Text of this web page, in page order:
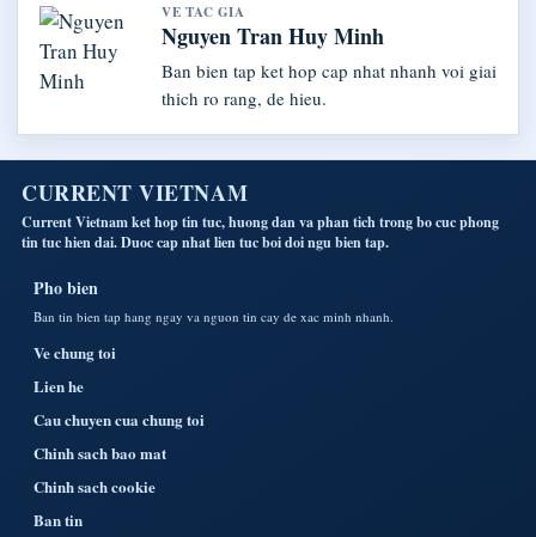
VE TAC GIA
Nguyen Tran Huy Minh
Ban bien tap ket hop cap nhat nhanh voi giai
thich ro rang, de hieu.
CURRENT VIETNAM
Current Vietnam ket hop tin tuc, huong dan va phan tich trong bo cuc phong
tin tuc hien dai. Duoc cap nhat lien tuc boi doi ngu bien tap.
Pho bien
Ban tin bien tap hang ngay va nguon tin cay de xac minh nhanh.
Ve chung toi
Lien he
Cau chuyen cua chung toi
Chinh sach bao mat
Chinh sach cookie
Ban tin